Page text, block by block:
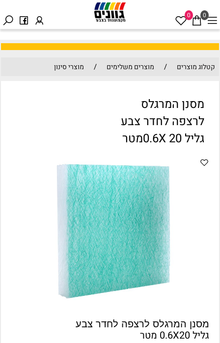
0
0
קטלוג מוצרים / מוצרים משלימים / מוצרי סינון
מסנן המרגלס
לרצפה לחדר צבע
גליל 0.6X 20מטר
מסנן המרגלס לרצפה לחדר צבע
גליל 0.6X20 מטר